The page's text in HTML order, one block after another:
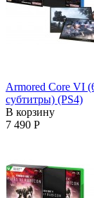
Armored Core VI
субтитры) (PS4)
В корзину
7 490 Р